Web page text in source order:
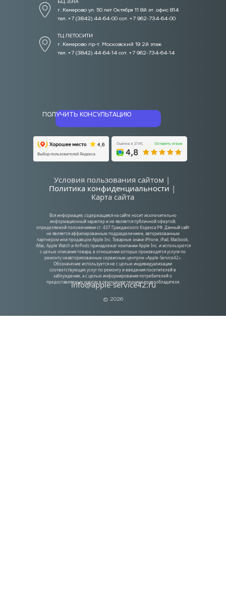
© 2026
БЦ ЗЭТА
г. Кемерово ул. 50 лет Октября 11 8й эт. офис 814
тел. +7 (3842) 44-64-00 сот. +7 962-734-64-00
info@apple-service42.ru
Вся информация, содержащаяся на сайте носит исключительно
информационный характер и не является публичной офертой,
определяемой положениями ст. 437 Гражданского Кодекса РФ. Данный сайт
не является аффилированным подразделением, авторизованным
партнером или продавцом Apple Inc. Товарные знаки iPhone, iPad, Macbook,
iMac, Apple Watch и AirPods принадлежат компании Apple Inc. и используются
с целью описания товара, в отношении которых производятся услуги по
ремонту неавторизованным сервисным центром «Apple-Service42».
Обозначение используется не с целью индивидуализации
соответствующих услуг по ремонту и введения посетителей в
заблуждение, а с целью информирования потребителей о
предоставляемых услугах в отношении техники правообладателя.
Политика конфиденциальности |
Карта сайта
ТЦ ЛЕТОСИТИ
г. Кемерово пр-т. Московский 19 2й этаж
тел. +7 (3842) 44-64-14 сот. +7 962-734-64-14
ПОЛУЧИТЬ КОНСУЛЬТАЦИЮ